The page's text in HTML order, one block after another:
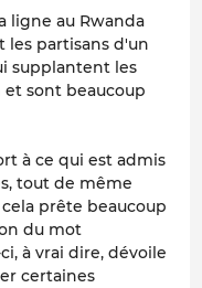
ligne au Rwanda
les partisans d'un
supplantent les
et sont beaucoup
à ce qui est admis
tout de même
prête beaucoup
du mot
à vrai dire, dévoile
certaines